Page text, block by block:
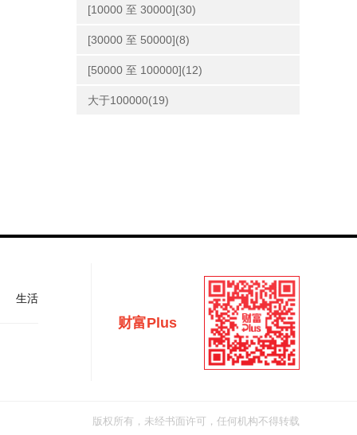
[10000 至 30000](30)
[30000 至 50000](8)
[50000 至 100000](12)
大于100000(19)
财富Plus
生活
版权所有，未经书面许可，任何机构不得转载